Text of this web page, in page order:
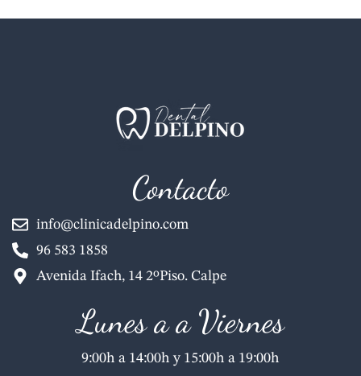
Contacto
info@clinicadelpino.com
96 583 1858
Avenida Ifach, 14 2ºPiso. Calpe
Lunes a a Viernes
9:00h a 14:00h y 15:00h a 19:00h